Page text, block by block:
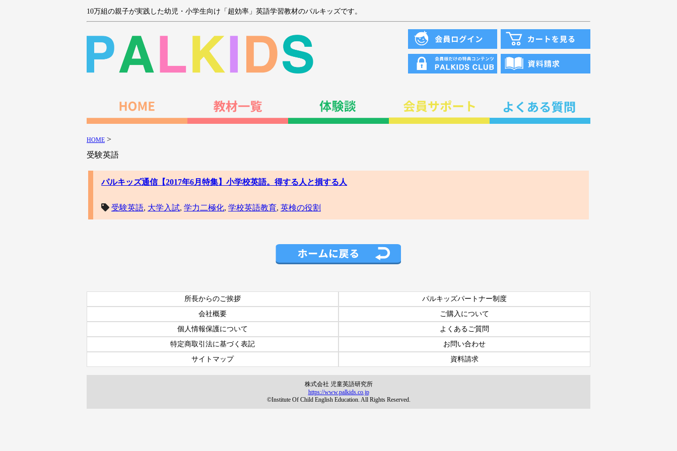
10万組の親子が実践した幼児・小学生向け「超効率」英語学習教材のパルキッズです。
HOME >
受験英語
パルキッズ通信【2017年6月特集】小学校英語。得する人と損する人
受験英語, 大学入試, 学力二極化, 学校英語教育, 英検の役割
所長からのご挨拶
パルキッズパートナー制度
会社概要
ご購入について
個人情報保護について
よくあるご質問
特定商取引法に基づく表記
お問い合わせ
サイトマップ
資料請求
株式会社 児童英語研究所
https://www.palkids.co.jp
©Institute Of Child English Education. All Rights Reserved.